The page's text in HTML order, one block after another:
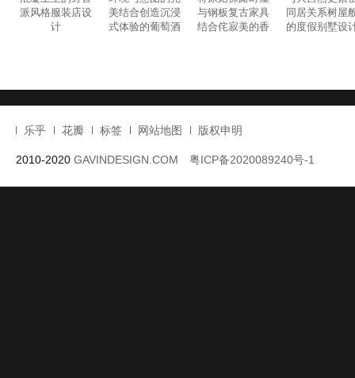
派风格服装店设
计
美结合创造沉浸
式体验的葡萄酒
与钢板复古家具
结合侘寂美的香
同居关系树屋
的度假别墅设
乐乎 花瓣 标签 网站地图 版权申明
2010-2020 GAVINDESIGN.COM 粤ICP备2020089240号-1